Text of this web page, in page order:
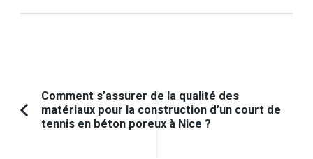
Navigation
d'article
Article
Comment s’assurer de la qualité des
matériaux pour la construction d’un court de
tennis en béton poreux à Nice ?